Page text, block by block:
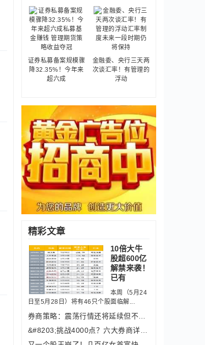
证券私募备案规模骤
降32.35%！今年来
超六成
金融委、央行三天两
次谈汇率！有管理的
浮动
精彩文章
10倍大牛
股超600亿
解禁来袭！
已有
本周（5月24
日至5月28日）将有46只个股面临解...